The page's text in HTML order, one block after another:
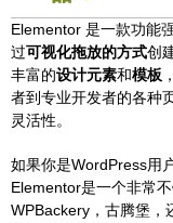
Elementor 是一款功能
过可视化拖放的方式创
丰富的设计元素和模板 ，
者到专业开发者的各种
灵活性。
如果你是WordPress用
Elementor是一个非常
WPBackery，古腾堡，